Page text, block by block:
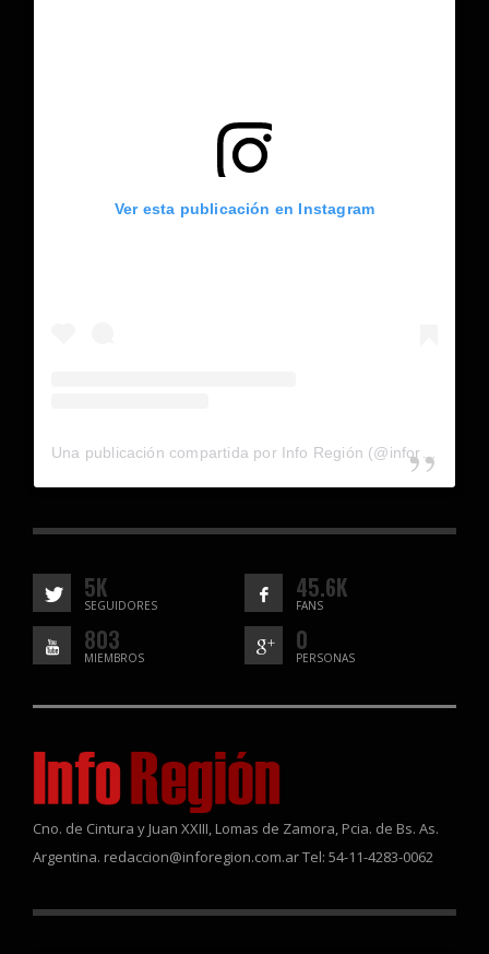
Ver esta publicación en Instagram
5K
SEGUIDORES
45.6K
FANS
803
MIEMBROS
0
PERSONAS
Cno. de Cintura y Juan XXIII, Lomas de Zamora, Pcia. de Bs. As.
Argentina. redaccion@inforegion.com.ar Tel: 54-11-4283-0062